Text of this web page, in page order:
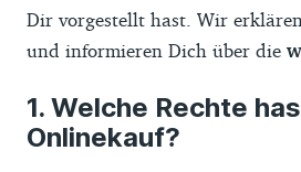
Dir vorgestellt hast. Wir
und informieren Dich über die
Welche Rechte
Onlinekauf?